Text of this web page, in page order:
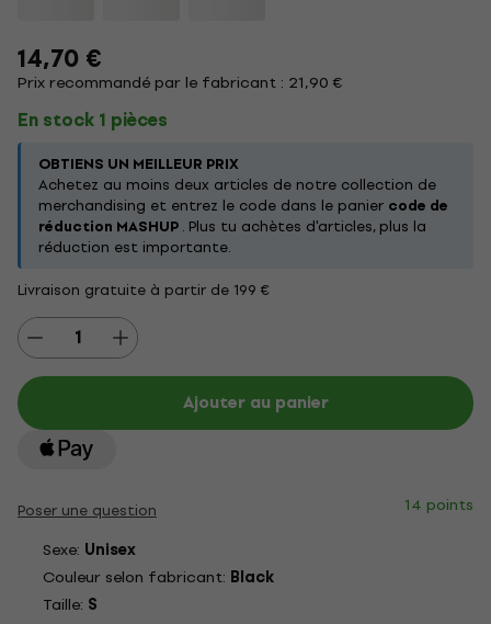
14,70 €
Prix recommandé par le fabricant : 21,90 €
En stock 1 pièces
OBTIENS UN MEILLEUR PRIX
Achetez au moins deux articles de notre collection de
merchandising et entrez le code dans le panier code de
réduction MASHUP. Plus tu achètes d'articles, plus la
réduction est importante.
Livraison gratuite à partir de 199 €
Ajouter au panier
Poser une question
14 points
Sexe: Unisex
Couleur selon fabricant: Black
Taille: S